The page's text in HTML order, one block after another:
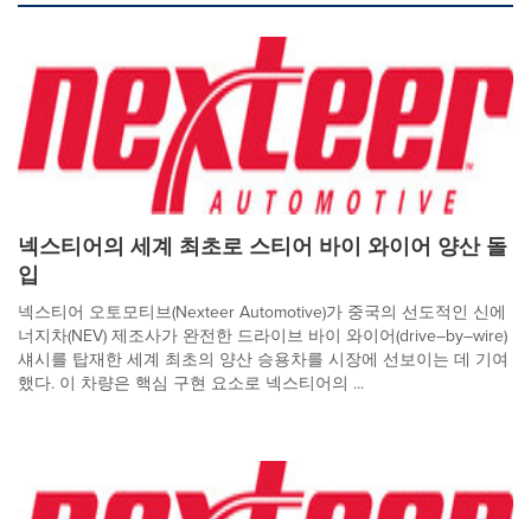
넥스티어의 세계 최초로 스티어 바이 와이어 양산 돌
입
넥스티어 오토모티브(Nexteer Automotive)가 중국의 선도적인 신에
너지차(NEV) 제조사가 완전한 드라이브 바이 와이어(drive–by–wire)
섀시를 탑재한 세계 최초의 양산 승용차를 시장에 선보이는 데 기여
했다. 이 차량은 핵심 구현 요소로 넥스티어의 ...